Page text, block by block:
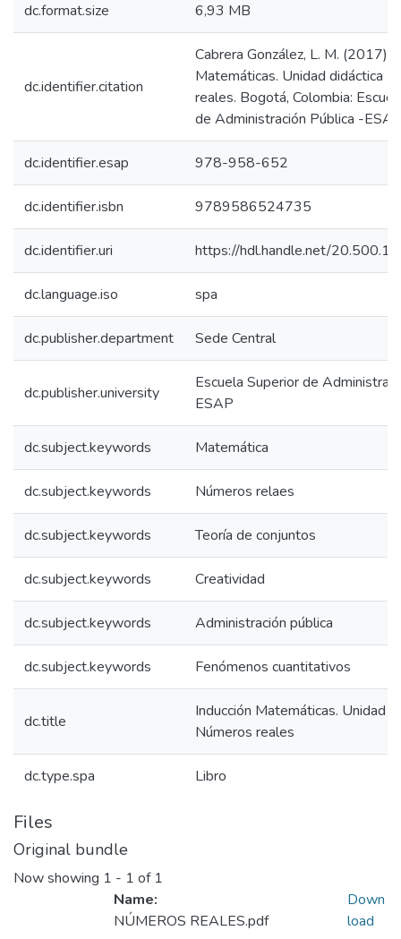
dc.format.size 6,93 MB
dc.identifier.citation
Cabrera González, L. M. (2017).
Matemáticas. Unidad didáctica
reales. Bogotá, Colombia:
de Administración Pública -
dc.identifier.esap 978-958-652
dc.identifier.isbn 9789586524735
dc.identifier.uri https://hdl.handle.net/
dc.language.iso spa
dc.publisher.department Sede Central
dc.publisher.university
Escuela Superior de
ESAP
dc.subject.keywords Matemática
dc.subject.keywords Números relaes
dc.subject.keywords Teoría de conjuntos
dc.subject.keywords Creatividad
dc.subject.keywords Administración pública
dc.subject.keywords Fenómenos cuantitativos
dc.title
Inducción Matemáticas. Unidad
Números reales
dc.type.spa Libro
Files
Original bundle
Now showing 1 - 1 of 1
Name:
NÚMEROS REALES.pdf
Down
load